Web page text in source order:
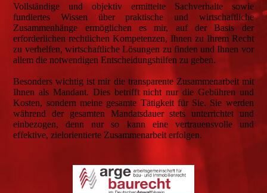
Vollständige und objektiv ermittelte Sachverhalte sowie
fundiertes Wissen über praktische und wirtschaftliche
Zusammenhänge ermöglichen es mir, auf der Basis der
erforderlichen rechtlichen Kompetenzen, Ihnen zu Ihrem Recht
zu verhelfen, wirtschaftliche Lösungen zu finden und Ihnen vor
allem die notwendigen Entscheidungshilfen zu geben.
Besonders wichtig ist mir die transparente Zusammenarbeit mit
Ihnen als Mandant. Dies betrifft nicht nur die Gebühren und
Kosten, sondern meine gesamte Tätigkeit für Sie. Sie werden
während der gesamten Mandatsdauer stets unterrichtet und
einbezogen, denn nur so kann eine vertrauensvolle und
effektive, zielorientierte Zusammenarbeit erfolgen.